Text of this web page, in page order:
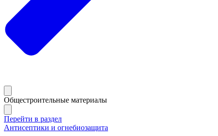
Общестроительные материалы
Перейти в раздел
Антисептики и огнебиозащита